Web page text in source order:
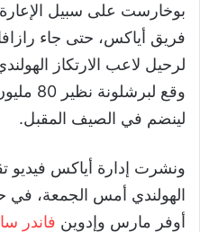
بوخارست على سبيل
فريق أياكس، حتى جاء
لرحيل لاعب الارتكاز
لينضم في الصيف المقبل.
ونشرت إدارة أياكس فيديو
الهولندي أمس الجمعة، في
أوفر مارس وإدوين فاندر